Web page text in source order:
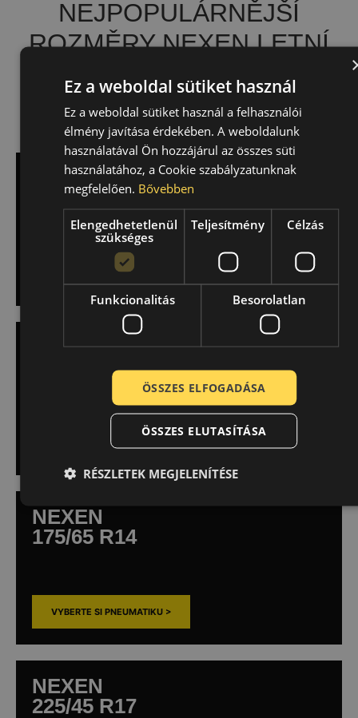
NEJPOPULÁRNĚJŠÍ
ROZMĚRY NEXEN LETNÍ
PNEUMATIK
V NÁSLEDUJÍCÍM SEZNAMU NAJDETE NAŠE
NEXEN
195/50 R15
VYBERTE SI PNEUMATIKU >
NEXEN
195/65 R15
VYBERTE SI PNEUMATIKU >
NEXEN
175/65 R14
VYBERTE SI PNEUMATIKU >
NEXEN
225/45 R17
Ez a weboldal sütiket használ
Ez a weboldal sütiket használ a felhasználói
élmény javítása érdekében. A weboldalunk
használatával Ön hozzájárul az összes süti
használatához, a Cookie szabályzatunknak
megfelelően. Bővebben
Elengedhetetlenül
szükséges
Teljesítmény Célzás
Funkcionalitás Besorolatlan
ÖSSZES ELFOGADÁSA
ÖSSZES ELUTASÍTÁSA
RÉSZLETEK MEGJELENÍTÉSE